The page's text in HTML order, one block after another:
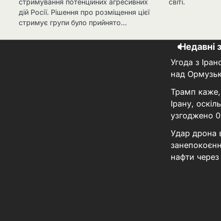
стримування потенційних агресивних
дій Росії. Рішення про розміщення цієї
стримує групи було прийнято…
світі.
Недавні
Угода з
над
Трамп
Ірану,
узгоджено
Удар дрона
нафти